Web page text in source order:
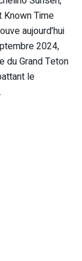
Time
aujourd’hui
2024,
du Grand Teton
le